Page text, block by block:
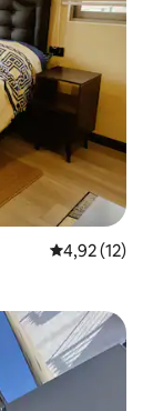
Prosječna
4,92 (12)